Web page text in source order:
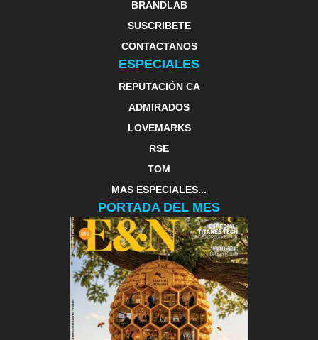
BRANDLAB
SUSCRIBETE
CONTACTANOS
ESPECIALES
REPUTACIÓN CA
ADMIRADOS
LOVEMARKS
RSE
TOM
MAS ESPECIALES...
PORTADA DEL MES